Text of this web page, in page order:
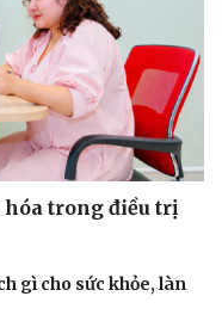
hóa trong điều trị
gì cho sức khỏe, làn